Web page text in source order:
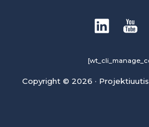
Copyright © 2026 ·